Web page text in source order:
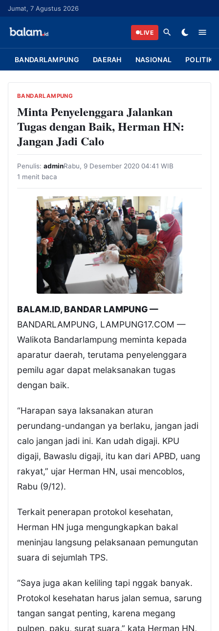
u
Jumat, 7 Agustus 2026
LIVE
BANDARLAMPUNG DAERAH NASIONAL POLITIK
BANDARLAMPUNG
Minta Penyelenggara Jalankan
Tugas dengan Baik, Herman HN:
Jangan Jadi Calo
Penulis: adminRabu, 9 Desember 2020 04:41 WIB
1 menit baca
BALAM.ID, BANDAR LAMPUNG —
BANDARLAMPUNG, LAMPUNG17.COM —
Walikota Bandarlampung meminta kepada
aparatur daerah, terutama penyelenggara
pemilu agar dapat melaksanakan tugas
dengan baik.
“Harapan saya laksanakan aturan
perundang-undangan ya berlaku, jangan jadi
calo jangan jadi ini. Kan udah digaji. KPU
digaji, Bawaslu digaji, itu kan dari APBD, uang
rakyat,” ujar Herman HN, usai mencoblos,
Rabu (9/12).
Terkait penerapan protokol kesehatan,
Herman HN juga mengungkapkan bakal
meninjau langsung pelaksanaan pemungutan
suara di sejumlah TPS.
“Saya juga akan keliling tapi nggak banyak.
Protokol kesehatan harus jalan semua, sarung
tangan sangat penting, karena megang
pulpen, paku, surat suara,” kata Herman HN,